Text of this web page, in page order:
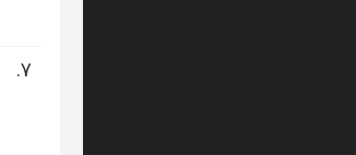
7.